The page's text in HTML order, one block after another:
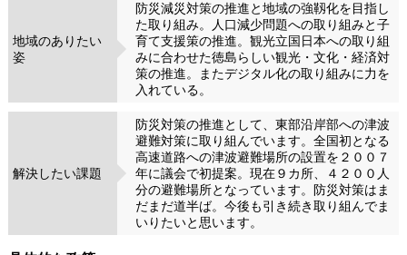
地域のありたい
姿
防災減災対策の推進と地域の強靱化を目指し
た取り組み。人口減少問題への取り組みと子
育て支援策の推進。観光立国日本への取り組
みに合わせた徳島らしい観光・文化・経済対
策の推進。またデジタル化の取り組みに力を
入れている。
解決したい課題
防災対策の推進として、東部沿岸部への津波
避難対策に取り組んでいます。全国初となる
高速道路への津波避難場所の設置を２００７
年に議会で初提案。現在９カ所、４２００人
分の避難場所となっています。防災対策はま
だまだ道半ば。今後も引き続き取り組んでま
いりたいと思います。